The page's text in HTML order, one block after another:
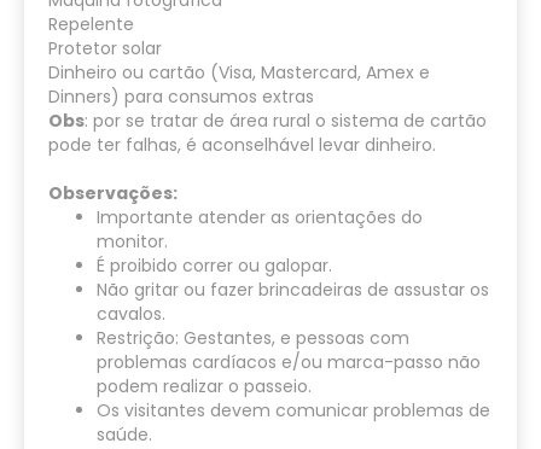
Repelente
Protetor solar
Dinheiro ou cartão (Visa, Mastercard, Amex e
Dinners) para consumos extras
Obs: por se tratar de área rural o sistema de cartão
pode ter falhas, é aconselhável levar dinheiro.
Observações:
Importante atender as orientações do
monitor.
É proibido correr ou galopar.
Não gritar ou fazer brincadeiras de assustar os
cavalos.
Restrição: Gestantes, e pessoas com
problemas cardíacos e/ou marca-passo não
podem realizar o passeio.
Os visitantes devem comunicar problemas de
saúde.